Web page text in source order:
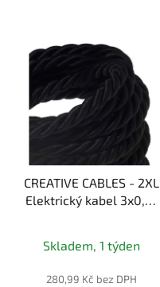
CREATIVE CABLES - 2XL
Elektrický kabel 3x0,75
Skladem, 1 týden
280,99 Kč bez DPH